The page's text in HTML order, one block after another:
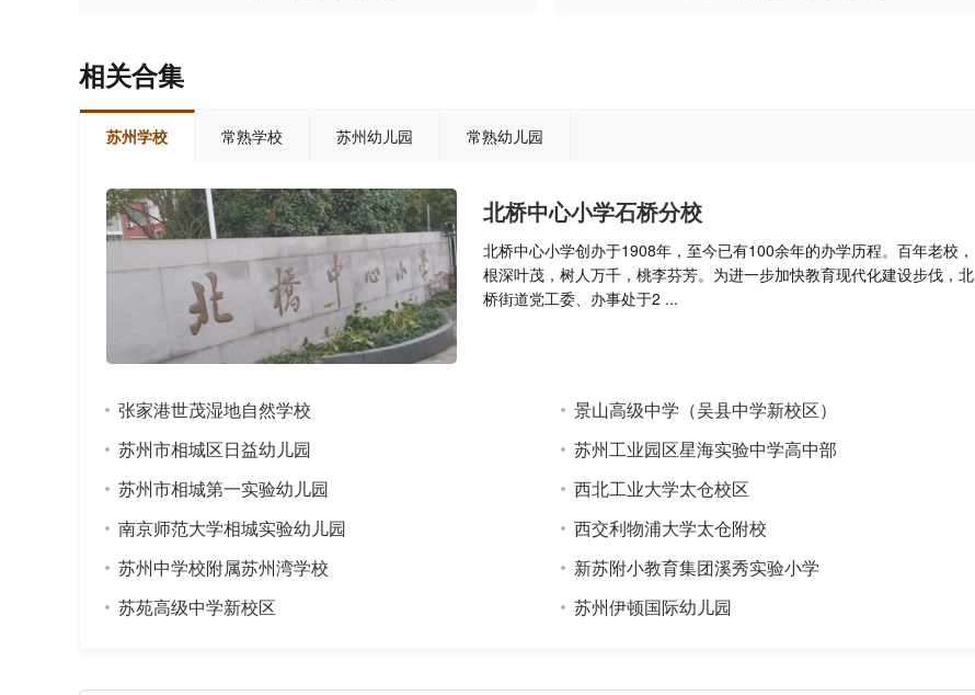
相关合集
苏州学校 常熟学校 苏州幼儿园 常熟幼儿园
北桥中心小学石桥分校
北桥中心小学创办于1908年，至今已有100余年的办学历程。百年老校，
根深叶茂，树人万千，桃李芬芳。为进一步加快教育现代化建设步伐，北
桥街道党工委、办事处于2 ...
张家港世茂湿地自然学校
苏州市相城区日益幼儿园
苏州市相城第一实验幼儿园
南京师范大学相城实验幼儿园
苏州中学校附属苏州湾学校
苏苑高级中学新校区
景山高级中学（吴县中学新校区）
苏州工业园区星海实验中学高中部
西北工业大学太仓校区
西交利物浦大学太仓附校
新苏附小教育集团溪秀实验小学
苏州伊顿国际幼儿园